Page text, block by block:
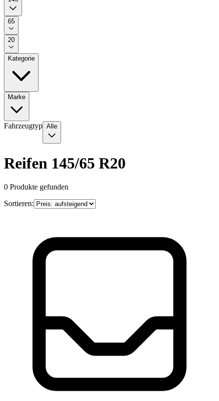
65
20
Kategorie
Marke
Fahrzeugtyp Alle
Reifen 145/65 R20
0 Produkte gefunden
Sortieren: